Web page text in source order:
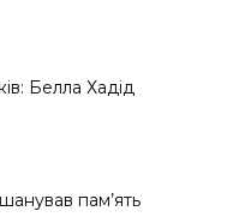
Белла Хадід
пам’ять